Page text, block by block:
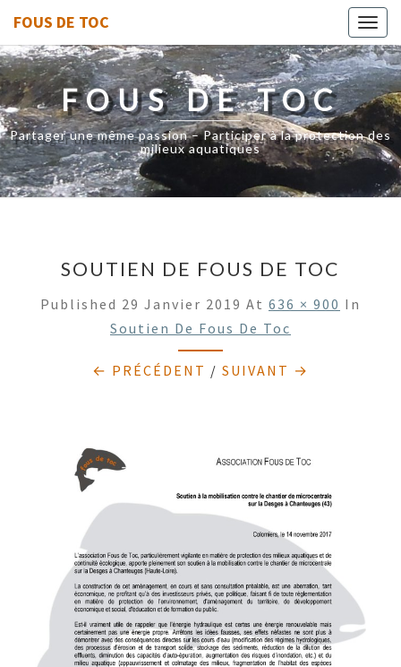
FOUS DE TOC
FOUS DE TOC
Partager une même passion – Participer à la protection des
milieux aquatiques
SOUTIEN DE FOUS DE TOC
Published 29 Janvier 2019 At 636 × 900 In
Soutien De Fous De Toc
← PRÉCÉDENT / SUIVANT →